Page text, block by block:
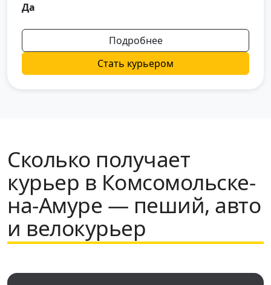
Да
Подробнее
Стать курьером
Сколько получает
курьер в Комсомольске-
на-Амуре — пеший, авто
и велокурьер